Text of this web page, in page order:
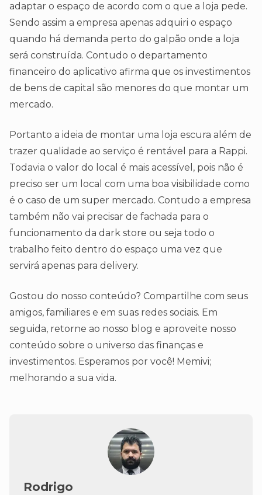
adaptar o espaço de acordo com o que a loja pede.
Sendo assim a empresa apenas adquiri o espaço
quando há demanda perto do galpão onde a loja
será construída. Contudo o departamento
financeiro do aplicativo afirma que os investimentos
de bens de capital são menores do que montar um
mercado.
Portanto a ideia de montar uma loja escura além de
trazer qualidade ao serviço é rentável para a Rappi.
Todavia o valor do local é mais acessível, pois não é
preciso ser um local com uma boa visibilidade como
é o caso de um super mercado. Contudo a empresa
também não vai precisar de fachada para o
funcionamento da dark store ou seja todo o
trabalho feito dentro do espaço uma vez que
servirá apenas para delivery.
Gostou do nosso conteúdo? Compartilhe com seus
amigos, familiares e em suas redes sociais. Em
seguida, retorne ao nosso blog e aproveite nosso
conteúdo sobre o universo das finanças e
investimentos. Esperamos por você! Memivi;
melhorando a sua vida.
Rodrigo